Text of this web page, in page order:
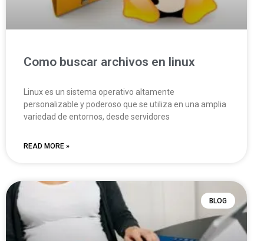
Como buscar archivos en linux
Linux es un sistema operativo altamente
personalizable y poderoso que se utiliza en una amplia
variedad de entornos, desde servidores
READ MORE »
BLOG